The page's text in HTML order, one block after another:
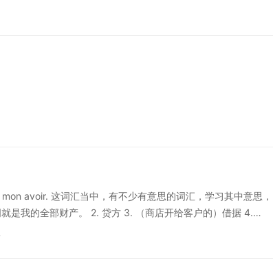
avoir. 这词汇当中，有不少有意思的词汇，学习其中意思，
是我的全部财产。 2. 贷方 3. （商店开给客户的）借据 4.